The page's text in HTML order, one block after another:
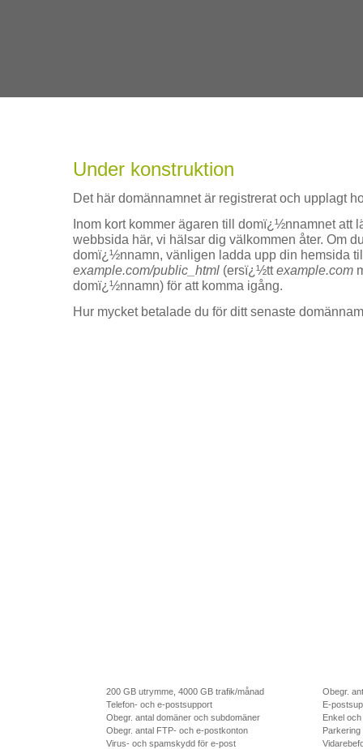
Under konstruktion
Det här domännamnet är registrerat och upplagt
Inom kort kommer ägaren till domï¿½nnamnet att
webbsida här, vi hälsar dig välkommen åter. Om
domï¿½nnamn, vänligen ladda upp din hemsida
example.com/public_html (ersï¿½ttexample.com
domï¿½nnamn) för att komma igång.
Hur mycket betalade du för ditt senaste
200 GB utrymme, 4000 GB trafik/månad
Telefon- och e-postsupport
Obegr. antal domäner och subdomäner
Obegr. antal FTP- och e-postkonton
Virus- och spamskydd för e-post
Obegr.
E-
Enkel